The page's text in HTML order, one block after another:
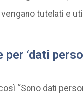
tutelati e
‘dati
“Sono dati